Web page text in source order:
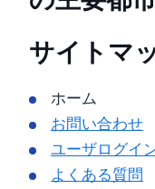
サイトマ
ホーム
お問い合わせ
ユーザログイ
よくある質問